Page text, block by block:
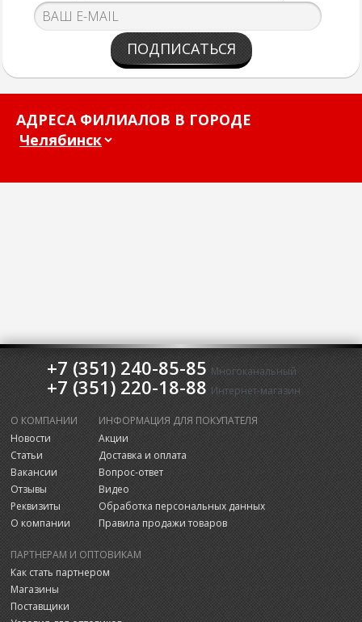
ПОДПИСАТЬСЯ
АДРЕСА ФИЛИАЛОВ В ГОРОДЕ
+7 (351) 240-85-85 Многоканальный
+7 (351) 220-18-88 Интернет-магазин
О КОМПАНИИ
Новости
Статьи
Вакансии
Отзывы
Реквизиты
О компании
ИНФОРМАЦИЯ ДЛЯ ПОКУПАТЕЛЯ
Акции
Доставка и оплата
Вопрос-ответ
Видео
Обработка персональных данных
Правила продажи товаров
ПАРТНЕРАМ И ОПТОВИКАМ
Как стать партнером
Магазины
Поставщики